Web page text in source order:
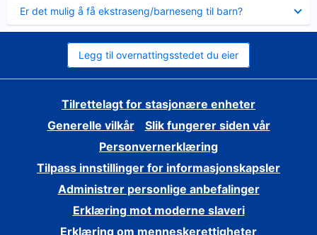
Er det mulig å få ekstraseng/barneseng til barn?
mindre
Legg til overnattingsstedet du eier
Tilrettelagt for stasjonære enheter
Generelle vilkår
Slik fungerer siden vår
Personvernerklæring
Tilpass innstillinger for informasjonskapsler
Administrer personlige anbefalinger
Erklæring mot moderne slaveri
Erklæring om menneskerettigheter